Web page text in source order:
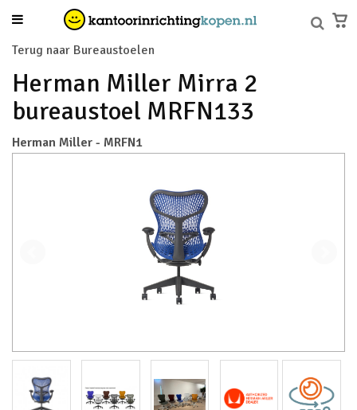
Terug naar Bureaustoelen
Herman Miller Mirra 2
bureaustoel MRFN133
Herman Miller - MRFN1